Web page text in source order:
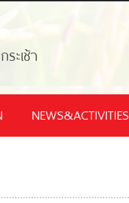
ะเช้า
NEWS&ACTIVITIES